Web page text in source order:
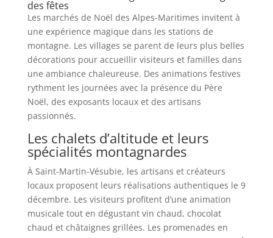
des fêtes
Les marchés de Noël des Alpes-Maritimes invitent à
une expérience magique dans les stations de
montagne. Les villages se parent de leurs plus belles
décorations pour accueillir visiteurs et familles dans
une ambiance chaleureuse. Des animations festives
rythment les journées avec la présence du Père
Noël, des exposants locaux et des artisans
passionnés.
Les chalets d’altitude et leurs
spécialités montagnardes
À Saint-Martin-Vésubie, les artisans et créateurs
locaux proposent leurs réalisations authentiques le 9
décembre. Les visiteurs profitent d’une animation
musicale tout en dégustant vin chaud, chocolat
chaud et châtaignes grillées. Les promenades en